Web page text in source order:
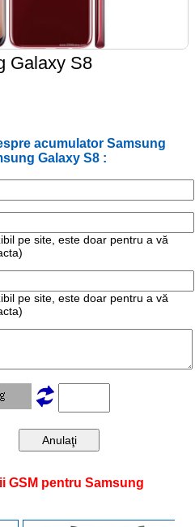
Galaxy S8
acumulator Samsung
Galaxy S8 :
pe site, este doar pentru a vă
pe site, este doar pentru a vă
GSM pentru Samsung